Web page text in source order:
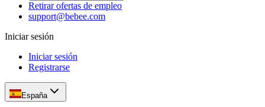
Retirar ofertas de empleo
support@bebee.com
Iniciar sesión
Iniciar sesión
Registrarse
España